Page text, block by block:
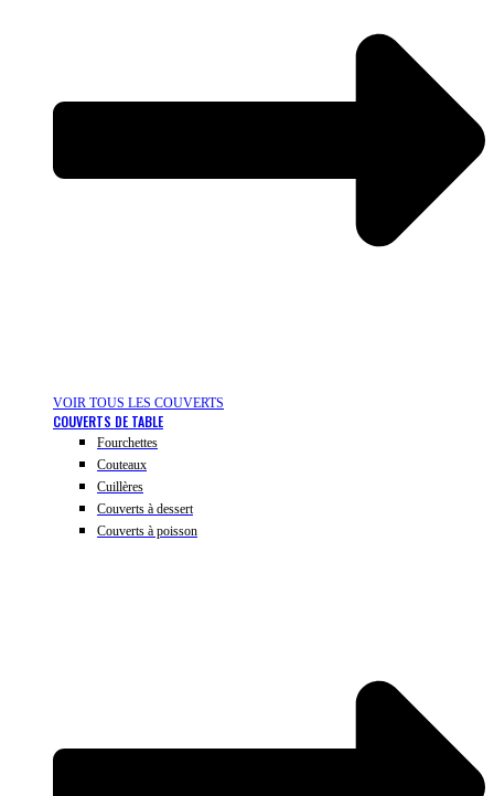
VOIR TOUS LES COUVERTS
COUVERTS DE TABLE
Fourchettes
Couteaux
Cuillères
Couverts à dessert
Couverts à poisson